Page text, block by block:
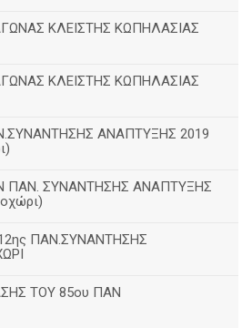
ΚΛΕΙΣΤΗΣ ΚΩΠΗΛΑΣΙΑΣ
ΚΛΕΙΣΤΗΣ ΚΩΠΗΛΑΣΙΑΣ
ΑΝΑΠΤΥΞΗΣ 2019
ΠΑΝ. ΣΥΝΑΝΤΗΣΗΣ ΑΝΑΠΤΥΞΗΣ
ΠΑΝ.ΣΥΝΑΝΤΗΣΗΣ
ΤΟΥ 85ου ΠΑΝ